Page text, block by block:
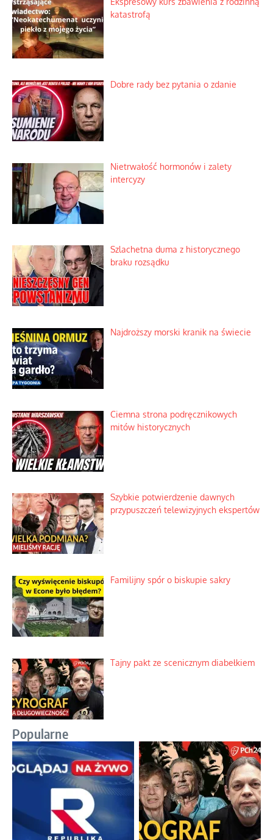
katastrofą
Dobre rady bez pytania o zdanie
Nietrwałość hormonów i zalety
intercyzy
Szlachetna duma z historycznego
braku rozsądku
Najdroższy morski kranik na świecie
Ciemna strona podręcznikowych
mitów historycznych
Szybkie potwierdzenie dawnych
przypuszczeń telewizyjnych ekspertów
Familijny spór o biskupie sakry
Tajny pakt ze scenicznym diabełkiem
Popularne